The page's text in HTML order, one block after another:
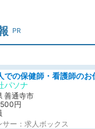
PR
パソナ
善通寺市
円
サー：求人ボックス